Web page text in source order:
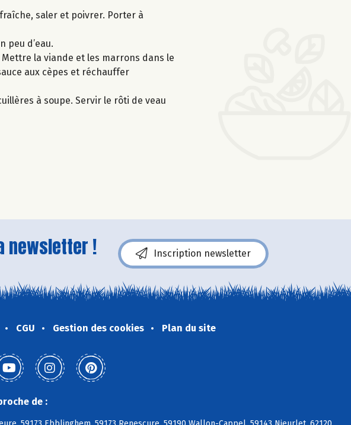
saler et poivrer. Porter à
peu d’eau.
la viande et les marrons dans le
aux cèpes et réchauffer
à soupe. Servir le rôti de veau
newsletter ! Inscription newsletter
CGU Gestion des cookies Plan du site
de :